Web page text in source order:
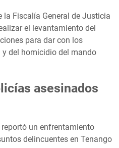
la Fiscalía General de Justicia
el levantamiento del
para dar con los
del homicidio del mando
asesinados
reportó un enfrentamiento
delincuentes en Tenango